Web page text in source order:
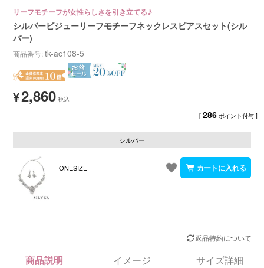
リーフモチーフが女性らしさを引き立てる♪
シルバービジューリーフモチーフネックレスピアスセット(シル
バー)
商品番号 tk-ac108-5
¥2,860
[ 286 ポイント付与 ]
シルバー
ONESIZE
返品特約について
商品説明 イメージ サイズ詳細